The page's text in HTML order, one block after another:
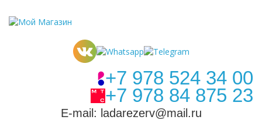
+7 978 524 34 00
+7 978 84 875 23
E-mail: ladarezerv@mail.ru